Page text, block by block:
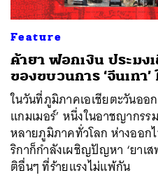
Feature
ค้ายา ฟอกเงิน ประมง
ของขบวนการ ‘จีนเทา
ในวันที่ภูมิภาคเอเชียตะวันออ
แกมเมอร์’ หนึ่งในอาชญากร
หลายภูมิภาคทั่วโลก ห่างออก
ริกาก็กำลังเผชิญปัญหา ‘ยาเ
ติอื่นๆ ที่ร้ายแรงไม่แพ้กัน